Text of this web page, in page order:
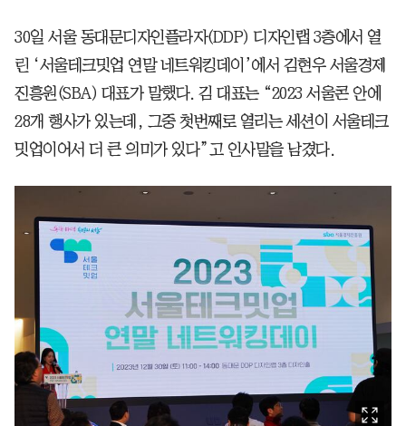
30일 서울 동대문디자인플라자(DDP) 디자인랩 3층에서 열
린 ‘서울테크밋업 연말 네트워킹데이’에서 김현우 서울경제
진흥원(SBA) 대표가 말했다. 김 대표는 “2023 서울콘 안에
28개 행사가 있는데, 그중 첫번째로 열리는 세션이 서울테크
밋업이어서 더 큰 의미가 있다”고 인사말을 남겼다.